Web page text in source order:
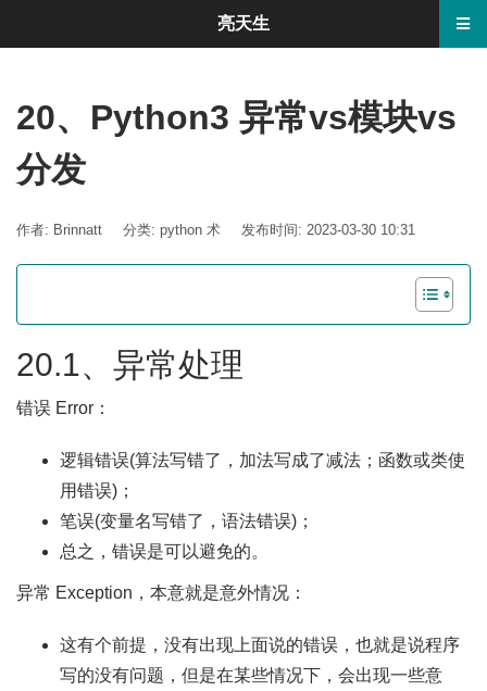
20、Python3 异常vs模块vs
分发
作者: Brinnatt 分类: python 术 发布时间: 2023-03-30 10:31
20.1、异常处理
错误 Error：
逻辑错误(算法写错了，加法写成了减法；函数或类使
用错误)；
笔误(变量名写错了，语法错误)；
总之，错误是可以避免的。
异常 Exception，本意就是意外情况：
这有个前提，没有出现上面说的错误，也就是说程序
写的没有问题，但是在某些情况下，会出现一些意
亮天生